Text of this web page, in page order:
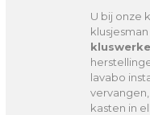
U bij onze
lavabo
kasten in